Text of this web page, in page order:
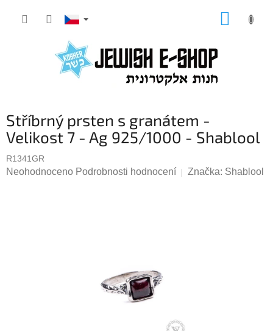
Stříbrný prsten s granátem -
Velikost 7 - Ag 925/1000 - Shablool
R1341GR
Průměrné
Neohodnoceno Podrobnosti hodnocení Značka: Shablool